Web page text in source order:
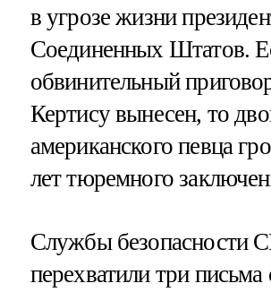
в угрозе жизни
Соединенных Штатов.
обвинительный
Кертису вынесен, то
американского певца
лет тюремного
Службы безопасности
перехватили три письма